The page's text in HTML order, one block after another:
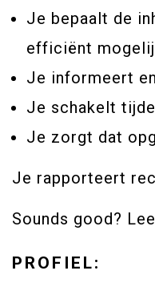
Je bepaalt de
efficiënt
Je informeert
Je schakelt
Je zorgt dat
Je rapporteert
Sounds good?
PROFIEL: